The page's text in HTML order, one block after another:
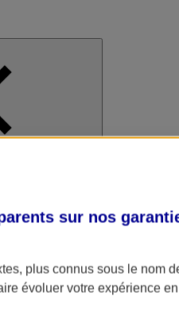
sur nos
plus connus sous le nom
évoluer votre expérience